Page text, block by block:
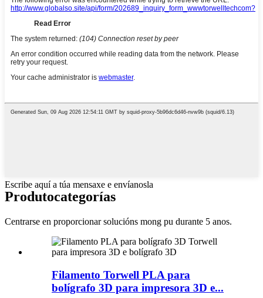
Escribe aquí a túa mensaxe e envíanosla
Produtocategorías
Centrarse en proporcionar solucións mong pu durante 5 anos.
Filamento Torwell PLA para
bolígrafo 3D para impresora 3D e...